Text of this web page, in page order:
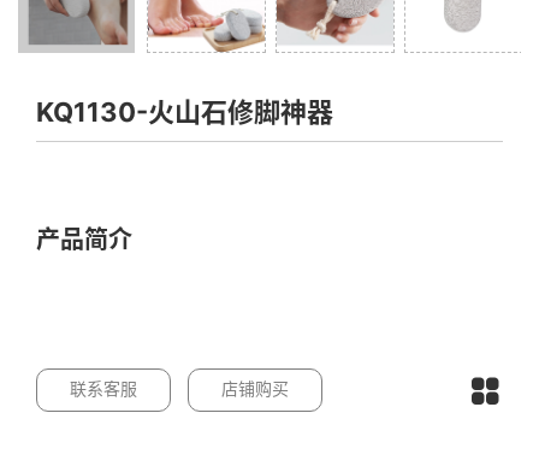
KQ1130-火山石修脚神器
产品简介
联系客服 店铺购买